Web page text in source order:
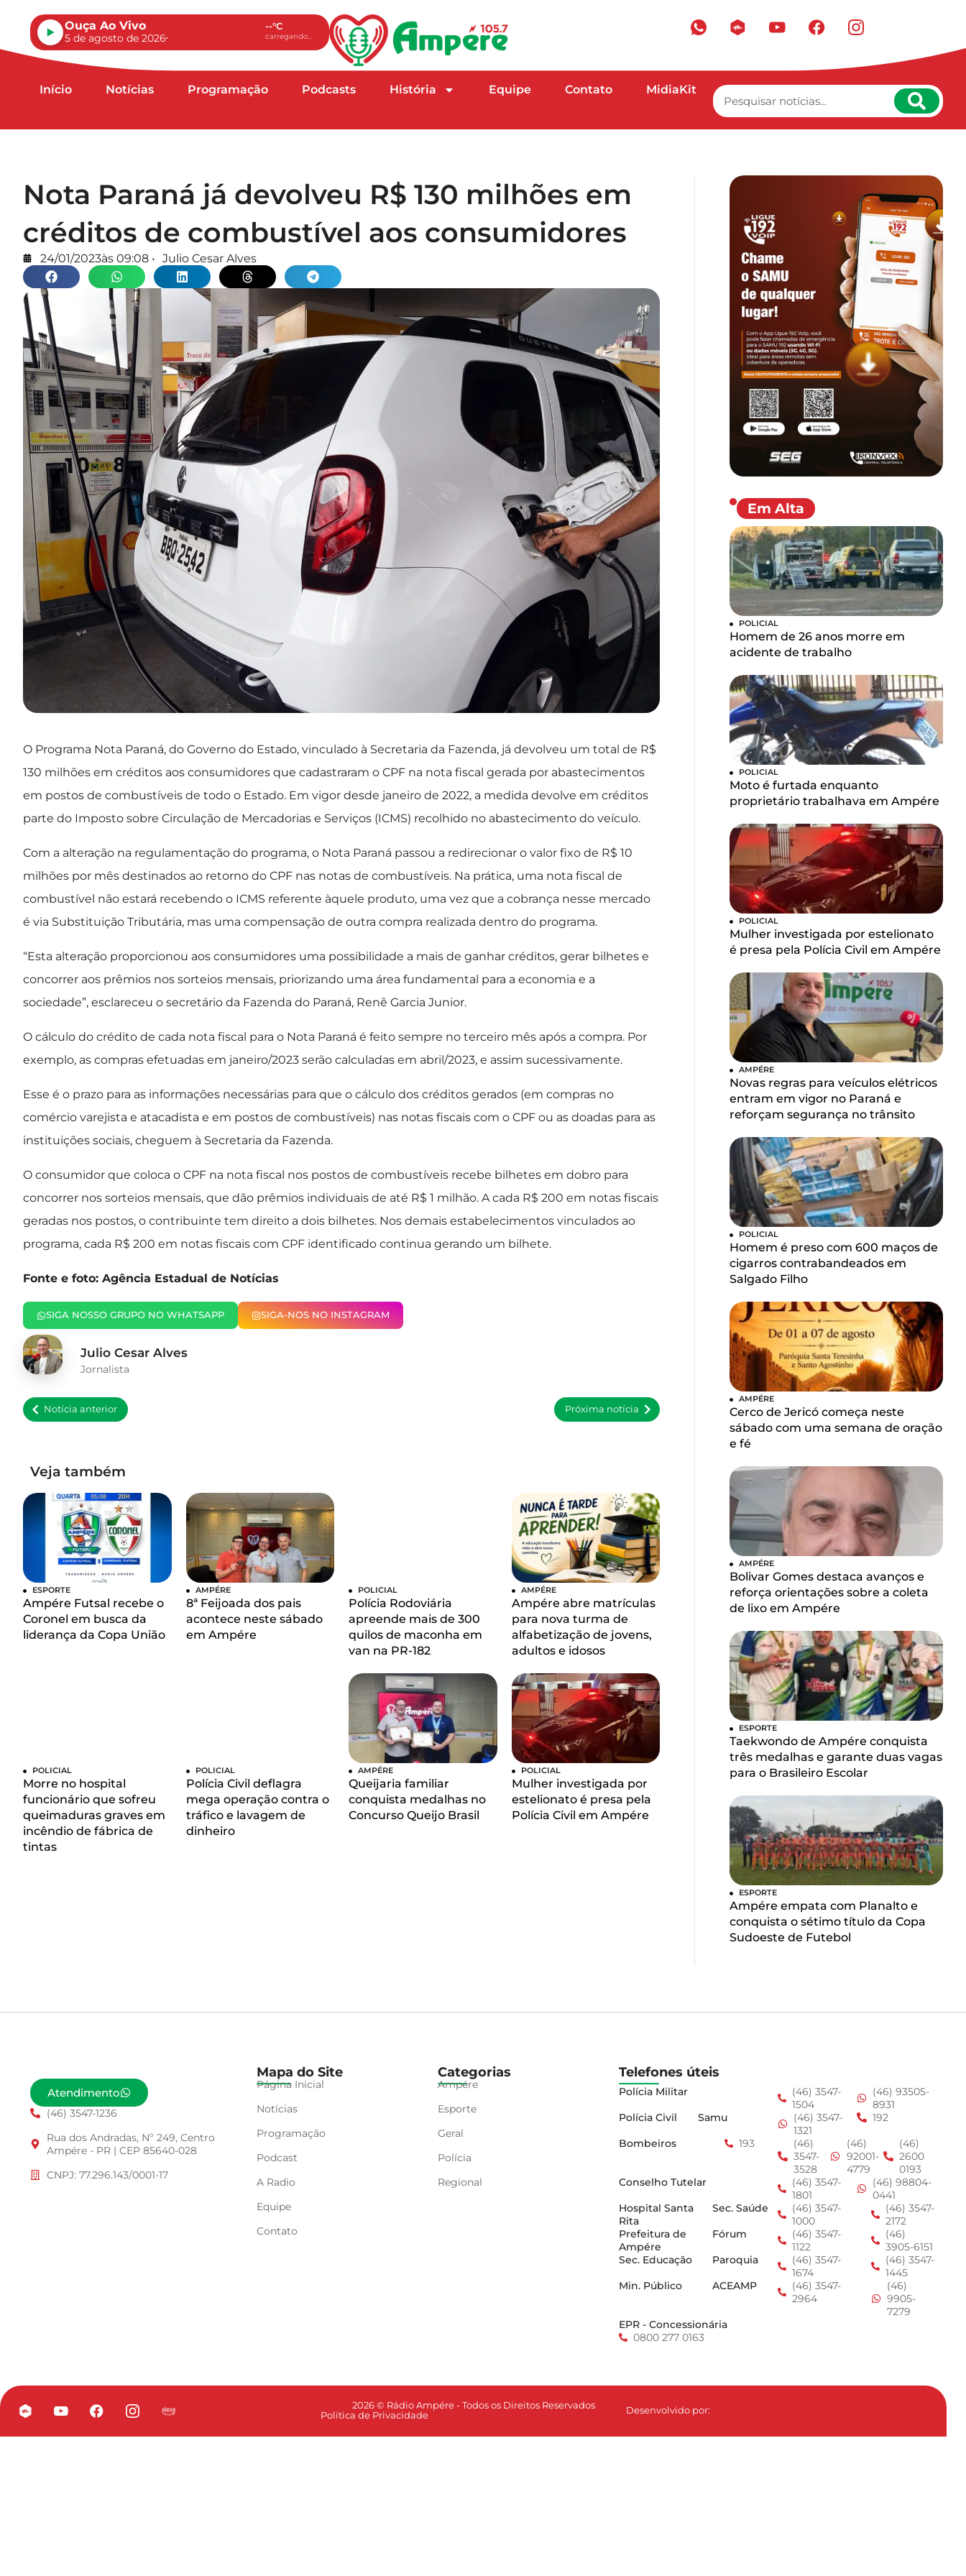
Ouça Ao Vivo
5 de agosto de 2026
--°C
carregando...
Início Notícias Programação Podcasts História Equipe Contato MidiaKit
Nota Paraná já devolveu R$ 130 milhões em
créditos de combustível aos consumidores
24/01/2023às 09:08 • Julio Cesar Alves
O Programa Nota Paraná, do Governo do Estado, vinculado à Secretaria da Fazenda, já devolveu um total de R$
130 milhões em créditos aos consumidores que cadastraram o CPF na nota fiscal gerada por abastecimentos
em postos de combustíveis de todo o Estado. Em vigor desde janeiro de 2022, a medida devolve em créditos
parte do Imposto sobre Circulação de Mercadorias e Serviços (ICMS) recolhido no abastecimento do veículo.
Com a alteração na regulamentação do programa, o Nota Paraná passou a redirecionar o valor fixo de R$ 10
milhões por mês destinados ao retorno do CPF nas notas de combustíveis. Na prática, uma nota fiscal de
combustível não estará recebendo o ICMS referente àquele produto, uma vez que a cobrança nesse mercado
é via Substituição Tributária, mas uma compensação de outra compra realizada dentro do programa.
“Esta alteração proporcionou aos consumidores uma possibilidade a mais de ganhar créditos, gerar bilhetes e
concorrer aos prêmios nos sorteios mensais, priorizando uma área fundamental para a economia e a
sociedade”, esclareceu o secretário da Fazenda do Paraná, Renê Garcia Junior.
O cálculo do crédito de cada nota fiscal para o Nota Paraná é feito sempre no terceiro mês após a compra. Por
exemplo, as compras efetuadas em janeiro/2023 serão calculadas em abril/2023, e assim sucessivamente.
Esse é o prazo para as informações necessárias para que o cálculo dos créditos gerados (em compras no
comércio varejista e atacadista e em postos de combustíveis) nas notas fiscais com o CPF ou as doadas para as
instituições sociais, cheguem à Secretaria da Fazenda.
O consumidor que coloca o CPF na nota fiscal nos postos de combustíveis recebe bilhetes em dobro para
concorrer nos sorteios mensais, que dão prêmios individuais de até R$ 1 milhão. A cada R$ 200 em notas fiscais
geradas nos postos, o contribuinte tem direito a dois bilhetes. Nos demais estabelecimentos vinculados ao
programa, cada R$ 200 em notas fiscais com CPF identificado continua gerando um bilhete.
Fonte e foto: Agência Estadual de Notícias
SIGA NOSSO GRUPO NO WHATSAPP SIGA-NOS NO INSTAGRAM
Julio Cesar Alves
Jornalista
Notícia anterior Próxima notícia
Veja também
ESPORTE
Ampére Futsal recebe o
Coronel em busca da
liderança da Copa União
AMPÉRE
8ª Feijoada dos pais
acontece neste sábado
em Ampére
POLICIAL
Polícia Rodoviária
apreende mais de 300
quilos de maconha em
van na PR-182
AMPÉRE
Ampére abre matrículas
para nova turma de
alfabetização de jovens,
adultos e idosos
POLICIAL
Morre no hospital
funcionário que sofreu
queimaduras graves em
incêndio de fábrica de
tintas
POLICIAL
Polícia Civil deflagra
mega operação contra o
tráfico e lavagem de
dinheiro
AMPÉRE
Queijaria familiar
conquista medalhas no
Concurso Queijo Brasil
POLICIAL
Mulher investigada por
estelionato é presa pela
Polícia Civil em Ampére
Em Alta
POLICIAL
Homem de 26 anos morre em
acidente de trabalho
POLICIAL
Moto é furtada enquanto
proprietário trabalhava em Ampére
POLICIAL
Mulher investigada por estelionato
é presa pela Polícia Civil em Ampére
AMPÉRE
Novas regras para veículos elétricos
entram em vigor no Paraná e
reforçam segurança no trânsito
POLICIAL
Homem é preso com 600 maços de
cigarros contrabandeados em
Salgado Filho
AMPÉRE
Cerco de Jericó começa neste
sábado com uma semana de oração
e fé
AMPÉRE
Bolivar Gomes destaca avanços e
reforça orientações sobre a coleta
de lixo em Ampére
ESPORTE
Taekwondo de Ampére conquista
três medalhas e garante duas vagas
para o Brasileiro Escolar
ESPORTE
Ampére empata com Planalto e
conquista o sétimo título da Copa
Sudoeste de Futebol
Atendimento
(46) 3547-1236
Rua dos Andradas, Nº 249, Centro
Ampére - PR | CEP 85640-028
CNPJ: 77.296.143/0001-17
Mapa do Site
Página Inicial
Notícias
Programação
Podcast
A Radio
Equipe
Contato
Categorias
Ampére
Esporte
Geral
Polícia
Regional
Telefones úteis
Polícia Militar
(46) 3547-
1504
(46) 93505-
8931
Polícia Civil
Samu
(46) 3547-
1321
192
Bombeiros
193
(46)
3547-
3528
(46)
92001-
4779
(46)
2600
0193
Conselho Tutelar
(46) 3547-
1801
(46) 98804-
0441
Hospital Santa
Rita
Sec. Saúde
(46) 3547-
1000
(46) 3547-
2172
Prefeitura de
Ampére
Fórum
(46) 3547-
1122
(46)
3905-6151
Sec. Educação
Paroquia
(46) 3547-
1674
(46) 3547-
1445
Min. Público
ACEAMP
(46) 3547-
2964
(46)
9905-
7279
EPR - Concessionária
0800 277 0163
2026 © Rádio Ampére - Todos os Direitos Reservados
Política de Privacidade
Desenvolvido por: